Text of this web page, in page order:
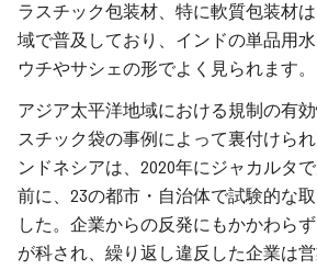
ラスチック包装材、特に軟質包装材
域で普及しており、インドの単品用
ウチやサシェの形でよく見られます。
アジア太平洋地域における規制の有
スチック袋の事例によって裏付けら
ンドネシアは、2020年にジャカルタ
前に、23の都市・自治体で試験的な
した。企業からの反発にもかかわら
が科され、繰り返し違反した企業は